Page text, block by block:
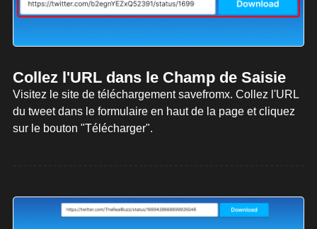
Collez l'URL dans le Champ de Saisie
Visitez le site de téléchargement savefromx. Collez l'URL
du tweet dans le formulaire en haut de la page et cliquez
sur le bouton "Télécharger".